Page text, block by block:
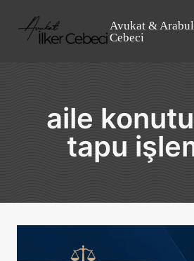
content
Avukat &
Cebeci
aile
tapu